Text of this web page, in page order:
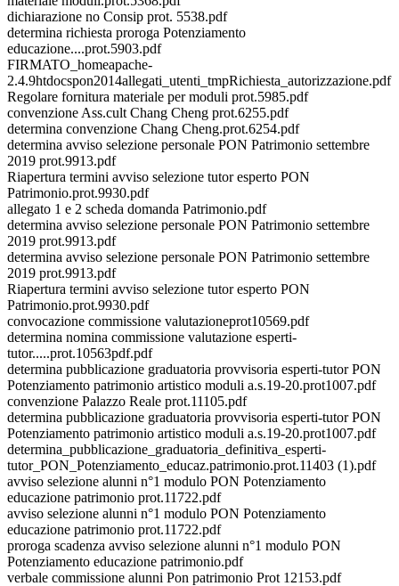
dichiarazione no Consip prot. 5538.pdf
determina richiesta proroga Potenziamento
educazione....prot.5903.pdf
FIRMATO_homeapache-
2.4.9htdocspon2014allegati_utenti_tmpRichiesta_autorizzazione.pdf
Regolare fornitura materiale per moduli prot.5985.pdf
convenzione Ass.cult Chang Cheng prot.6255.pdf
determina convenzione Chang Cheng.prot.6254.pdf
determina avviso selezione personale PON Patrimonio settembre
2019 prot.9913.pdf
Riapertura termini avviso selezione tutor esperto PON
Patrimonio.prot.9930.pdf
allegato 1 e 2 scheda domanda Patrimonio.pdf
determina avviso selezione personale PON Patrimonio settembre
2019 prot.9913.pdf
determina avviso selezione personale PON Patrimonio settembre
2019 prot.9913.pdf
Riapertura termini avviso selezione tutor esperto PON
Patrimonio.prot.9930.pdf
convocazione commissione valutazioneprot10569.pdf
determina nomina commissione valutazione esperti-
tutor.....prot.10563pdf.pdf
determina pubblicazione graduatoria provvisoria esperti-tutor PON
Potenziamento patrimonio artistico moduli a.s.19-20.prot1007.pdf
convenzione Palazzo Reale prot.11105.pdf
determina pubblicazione graduatoria provvisoria esperti-tutor PON
Potenziamento patrimonio artistico moduli a.s.19-20.prot1007.pdf
determina_pubblicazione_graduatoria_definitiva_esperti-
tutor_PON_Potenziamento_educaz.patrimonio.prot.11403 (1).pdf
avviso selezione alunni n°1 modulo PON Potenziamento
educazione patrimonio prot.11722.pdf
avviso selezione alunni n°1 modulo PON Potenziamento
educazione patrimonio prot.11722.pdf
proroga scadenza avviso selezione alunni n°1 modulo PON
Potenziamento educazione patrimonio.pdf
verbale commissione alunni Pon patrimonio Prot 12153.pdf